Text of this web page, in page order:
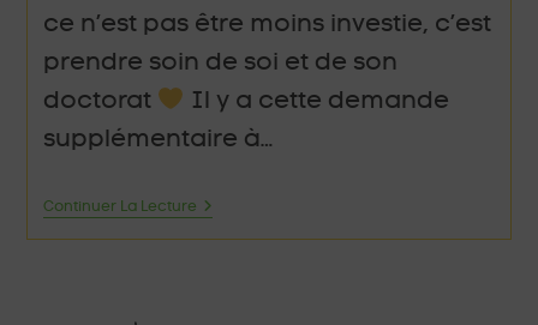
ce n’est pas être moins investie, c’est
prendre soin de soi et de son
doctorat
Il y a cette demande
supplémentaire à…
Continuer La Lecture